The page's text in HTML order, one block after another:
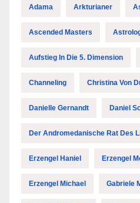
Adama Arkturianer
Ascended Masters
Aufstieg In Die 5. Dimension
Channeling Christina Von
Danielle Gernandt Daniel
Der Andromedanische Rat Des
Erzengel Haniel Erzengel
Erzengel Michael Gabriele